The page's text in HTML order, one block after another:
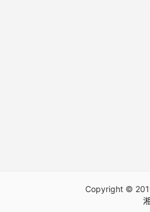
Copyright ©